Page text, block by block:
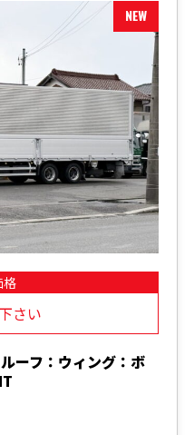
格
さい
ーフ：ウィング：ボ